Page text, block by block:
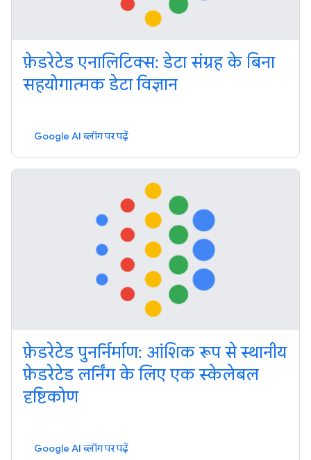
फ़ेडरेटेड एनालिटिक्स: डेटा संग्रह के बिना
सहयोगात्मक डेटा विज्ञान
Google AI ब्लॉग पर पढ़ें
फ़ेडरेटेड पुनर्निर्माण: आंशिक रूप से स्थानीय
फ़ेडरेटेड लर्निंग के लिए एक स्केलेबल
दृष्टिकोण
Google AI ब्लॉग पर पढ़ें